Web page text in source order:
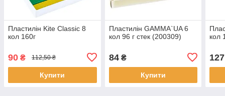
Пластилін Kite Classic 8
кол 160г
90 ₴ 112,50 ₴
Купити
Пластилін GAMMA`UA 6
кол 96 г стек (200309)
84₴
Купити
кол